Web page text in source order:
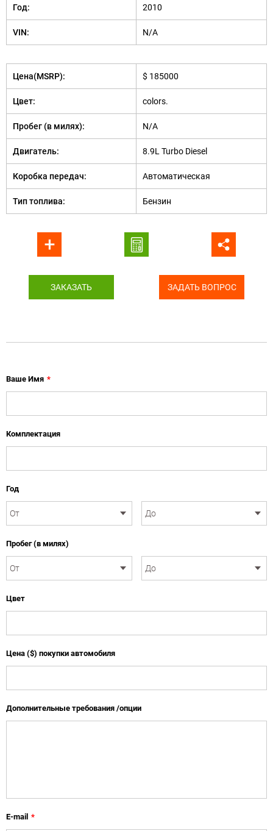
Год: 2010
VIN: N/A
Цена(MSRP): $ 185000
Цвет: colors.
Пробег (в милях): N/A
Двигатель: 8.9L Turbo Diesel
Коробка передач: Автоматическая
Тип топлива: Бензин
ЗАКАЗАТЬ ЗАДАТЬ ВОПРОС
Ваше Имя *
Комплектация
Год
Пробег (в милях)
Цвет
Цена ($) покупки автомобиля
Дополнительные требования /опции
E-mail *